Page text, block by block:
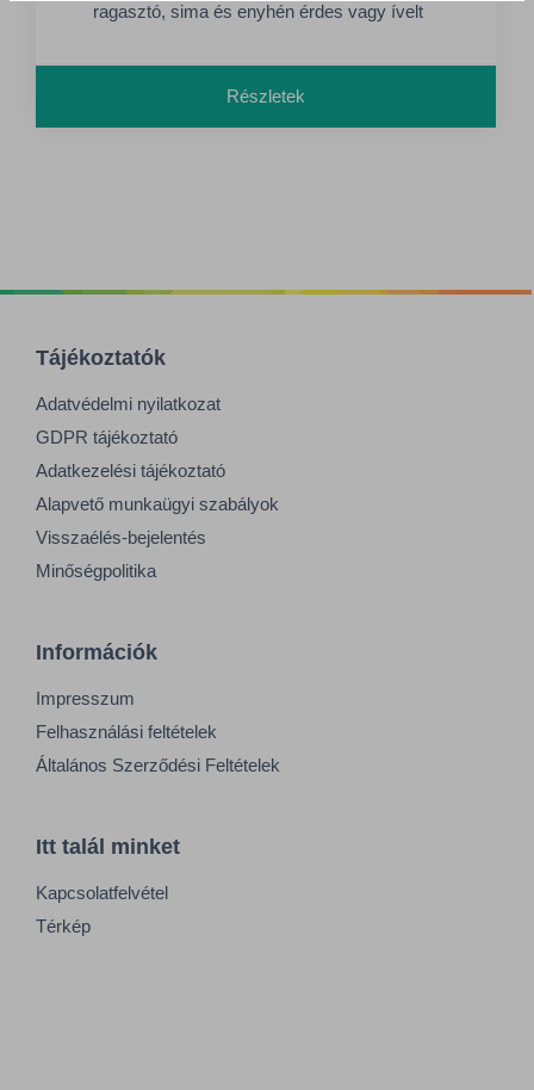
ragasztó, sima és enyhén érdes vagy ívelt
dátumától számított 2 évig 20°C-on és 50%-os
relatív páratartalom mellett (A251)
Részletek
Tájékoztatók
Adatvédelmi nyilatkozat
GDPR tájékoztató
Adatkezelési tájékoztató
Alapvető munkaügyi szabályok
Visszaélés-bejelentés
Minőségpolitika
Információk
Impresszum
Felhasználási feltételek
Általános Szerződési Feltételek
Itt talál minket
Kapcsolatfelvétel
Térkép